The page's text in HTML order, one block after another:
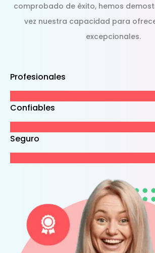
comprobado de éxito, hemos
vez nuestra capacidad para
excepcionales.
Profesionales
Confiables
Seguro